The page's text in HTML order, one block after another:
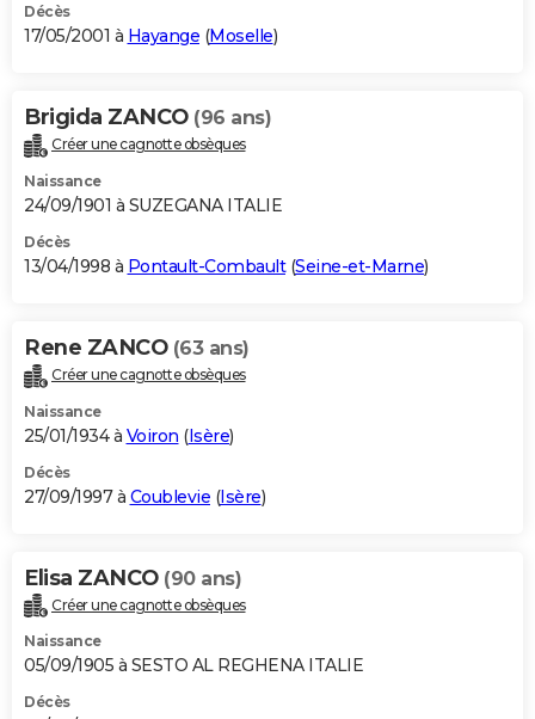
Décès
17/05/2001 à Hayange (Moselle)
Brigida ZANCO (96 ans)
Créer une cagnotte obsèques
Naissance
24/09/1901 à SUZEGANA ITALIE
Décès
13/04/1998 à Pontault-Combault(Seine-et-Marne)
Rene ZANCO (63 ans)
Créer une cagnotte obsèques
Naissance
25/01/1934 à Voiron (Isère)
Décès
27/09/1997 à Coublevie (Isère)
Elisa ZANCO (90 ans)
Créer une cagnotte obsèques
Naissance
05/09/1905 à SESTO AL REGHENA ITALIE
Décès